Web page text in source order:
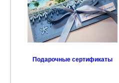
Подарочные сертификаты